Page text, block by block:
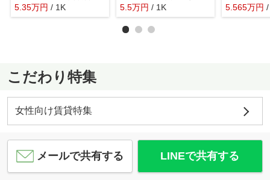
5.35万円 / 1K
5.5万円 / 1K 5.565万円
こだわり特集
女性向け賃貸特集
メールで共有する LINEで共有する